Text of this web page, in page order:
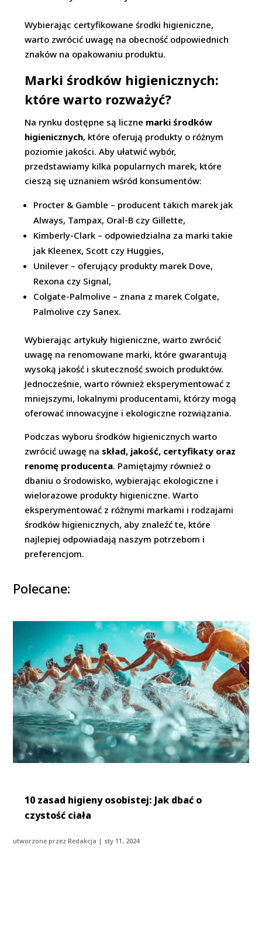
Wybierając certyfikowane środki higieniczne,
warto zwrócić uwagę na obecność odpowiednich
znaków na opakowaniu produktu.
Marki środków higienicznych:
które warto rozważyć?
Na rynku dostępne są liczne marki środków
higienicznych, które oferują produkty o różnym
poziomie jakości. Aby ułatwić wybór,
przedstawiamy kilka popularnych marek, które
cieszą się uznaniem wśród konsumentów:
Procter & Gamble – producent takich marek jak
Always, Tampax, Oral-B czy Gillette,
Kimberly-Clark – odpowiedzialna za marki takie
jak Kleenex, Scott czy Huggies,
Unilever – oferujący produkty marek Dove,
Rexona czy Signal,
Colgate-Palmolive – znana z marek Colgate,
Palmolive czy Sanex.
Wybierając artykuły higieniczne, warto zwrócić
uwagę na renomowane marki, które gwarantują
wysoką jakość i skuteczność swoich produktów.
Jednocześnie, warto również eksperymentować z
mniejszymi, lokalnymi producentami, którzy mogą
oferować innowacyjne i ekologiczne rozwiązania.
Podczas wyboru środków higienicznych warto
zwrócić uwagę na skład, jakość, certyfikaty oraz
renomę producenta. Pamiętajmy również o
dbaniu o środowisko, wybierając ekologiczne i
wielorazowe produkty higieniczne. Warto
eksperymentować z różnymi markami i rodzajami
środków higienicznych, aby znaleźć te, które
najlepiej odpowiadają naszym potrzebom i
preferencjom.
Polecane:
10 zasad higieny osobistej: Jak dbać o
czystość ciała
utworzone przezRedakcja | sty 11, 2024